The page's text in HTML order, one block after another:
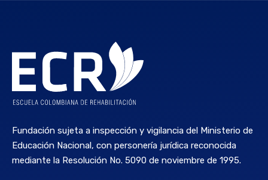
Fundación sujeta a inspección y vigilancia del Ministerio de
Educación Nacional, con personería jurídica reconocida
mediante la Resolución No. 5090 de noviembre de 1995.